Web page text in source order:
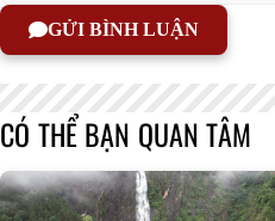
GỬI BÌNH LUẬN
CÓ THỂ BẠN QUAN TÂM